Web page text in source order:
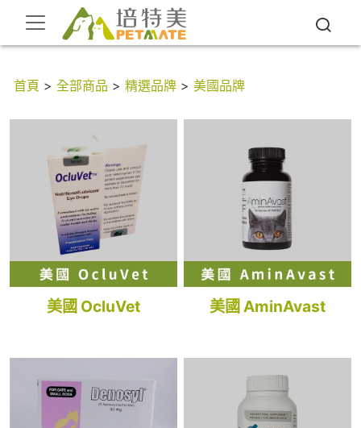
首頁 > 全部商品 > 精選品牌 > 美國品牌
美國 OcluVet 美國 AminAvast